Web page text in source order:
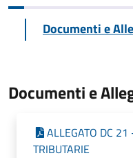
Documenti e
Documenti e
ALLEGATO DC
TRIBUTARIE